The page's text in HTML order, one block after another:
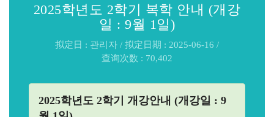
2025학년도 2학기 복학 안내 (개강
일 : 9월 1일)
拟定日 : 관리자 / 拟定日期 : 2025-06-16 /
查询次数 : 70,402
2025학년도 2학기 개강안내 (개강일 : 9